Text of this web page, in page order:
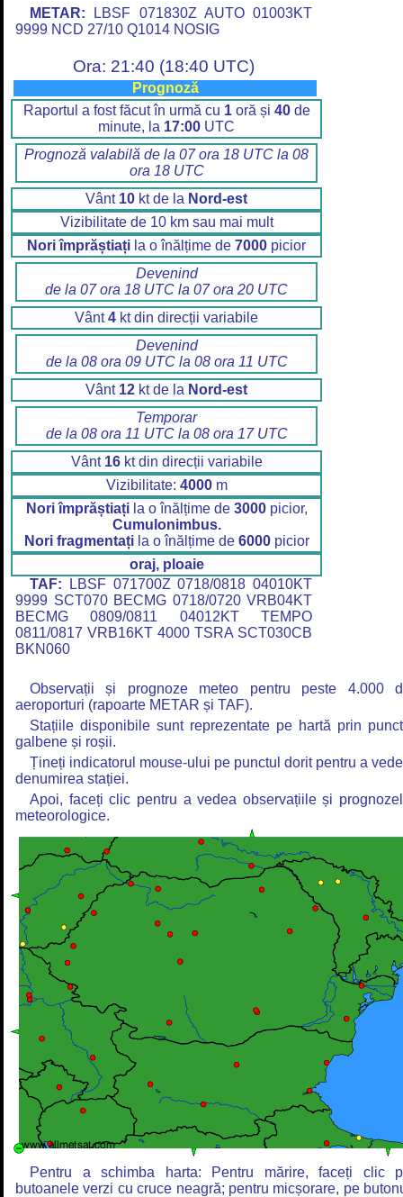
METAR: LBSF 071830Z AUTO 01003KT
9999 NCD 27/10 Q1014 NOSIG
Ora: 21:40 (18:40 UTC)
Prognoză
Raportul a fost făcut în urmă cu 1oră și 40de
minute, la 17:00 UTC
Prognoză valabilă de la 07 ora 18 UTC la 08
ora 18 UTC
Vânt 10 kt de la Nord-est
Vizibilitate de 10 km sau mai mult
Nori împrăștiați la o înălțime de 7000 picior
Devenind
de la 07 ora 18 UTC la 07 ora 20 UTC
Vânt4 kt din direcții variabile
Devenind
de la 08 ora 09 UTC la 08 ora 11 UTC
Vânt 12 kt de la Nord-est
Temporar
de la 08 ora 11 UTC la 08 ora 17 UTC
Vânt 16kt din direcții variabile
Vizibilitate: 4000m
Nori împrăștiațila o înălțime de 3000picior,
Cumulonimbus.
Nori fragmentațila o înălțime de 6000picior
oraj, ploaie
TAF: LBSF 071700Z 0718/0818 04010KT
9999 SCT070 BECMG 0718/0720 VRB04KT
BECMG 0809/0811 04012KT TEMPO
0811/0817 VRB16KT 4000 TSRA SCT030CB
BKN060
Observații și prognoze meteo pentru peste 4.000
aeroporturi (rapoarte METAR și TAF).
Stațiile disponibile sunt reprezentate pe hartă prin
galbene și roșii.
Țineți indicatorul mouse-ului pe punctul dorit pentru a
denumirea stației.
Apoi, faceți clic pentru a vedea observațiile și
meteorologice.
Pentru a schimba harta: Pentru mărire, faceți clic
butoanele verzi cu cruce neagră; pentru micșorare, pe